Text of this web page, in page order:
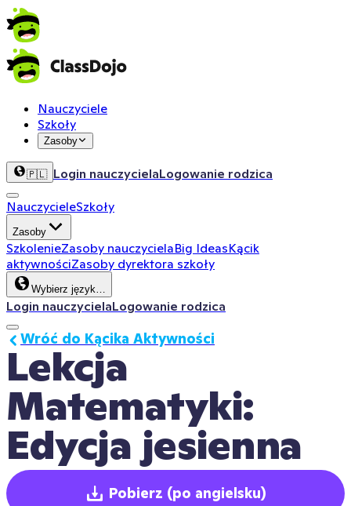
Nauczyciele
Szkoły
Zasoby
🇵🇱 Login nauczycielaLogowanie rodzica
NauczycieleSzkoły
Zasoby
SzkolenieZasoby nauczycielaBig IdeasKącik
aktywnościZasoby dyrektora szkoły
Wybierz język…
Login nauczycielaLogowanie rodzica
Lekcja
Matematyki:
Edycja jesienna
Wróć do Kącika Aktywności
Pobierz (po angielsku)